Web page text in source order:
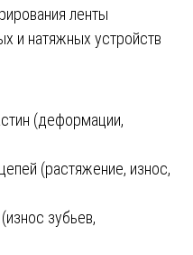
ленты
и натяжных устройств
(деформации,
(растяжение, износ,
зубьев,